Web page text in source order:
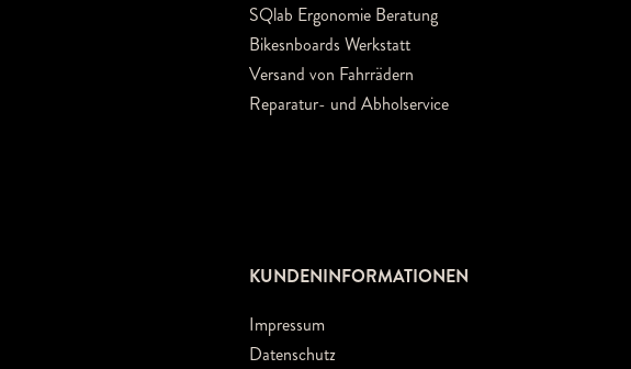
SQlab Ergonomie Beratung
Bikesnboards Werkstatt
Versand von Fahrrädern
Reparatur- und Abholservice
KUNDENINFORMATIONEN
Impressum
Datenschutz